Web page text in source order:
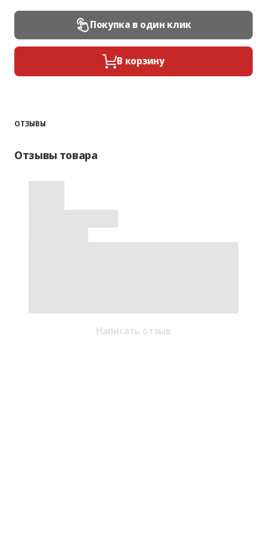
Покупка в один клик
В корзину
ОТЗЫВЫ
Отзывы товара
Написать отзыв